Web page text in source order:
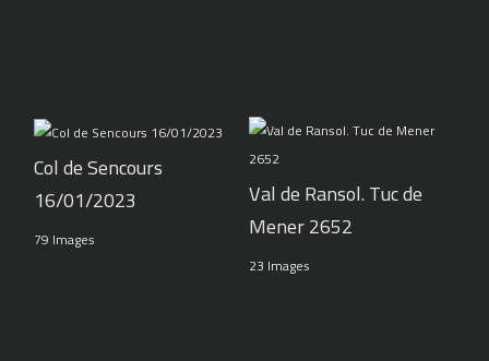
Col de Sencours
16/01/2023
79 Images
Val de Ransol. Tuc de
Mener 2652
23 Images